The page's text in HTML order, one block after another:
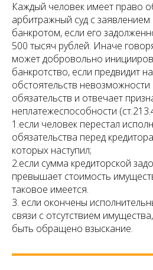
Каждый человек имеет право
арбитражный суд с
банкротом, если его
500 тысяч рублей. Иначе
может добровольно
банкротство, если предвидит
обстоятельств
обязательств и отвечает
неплатежеспособности
1.если человек перестал
обязательства перед
которых наступил;
2.если сумма кредиторской
превышает стоимость
таковое имеется.
3. если окончены
связи с отсутствием
быть обращено взыскание.